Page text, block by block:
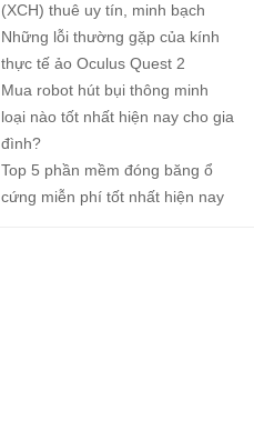
(XCH) thuê uy tín, minh bạch
Những lỗi thường gặp của kính
thực tế ảo Oculus Quest 2
Mua robot hút bụi thông minh
loại nào tốt nhất hiện nay cho gia
đình?
Top 5 phần mềm đóng băng ổ
cứng miễn phí tốt nhất hiện nay